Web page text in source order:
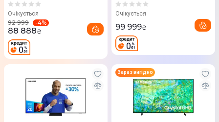
Очікується
92 999 -4%
88 888₴
2026
Очікується
99 999₴
Зараз вигідно